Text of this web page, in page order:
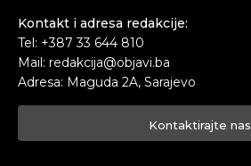
Kontakt i adresa redakcije:
Tel: +387 33 644 810
Mail: redakcija@objavi.ba
Adresa: Maguda 2A, Sarajevo
Kontaktirajte nas